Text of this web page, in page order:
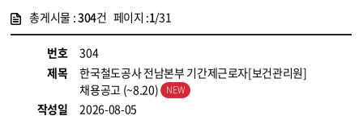
총게시물 :304건 페이지 :1/31
번호
304
제목
한국철도공사 전남본부 기간제근로자[보건관리원]
채용공고 (~8.20)
작성일
2026-08-05